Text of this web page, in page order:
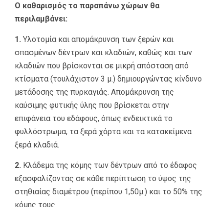
Ο καθαρισμός το παραπάνω χώρων θα
περιλαμβάνει:
1. Υλοτομία και απομάκρυνση των ξερών και
σπασμένων δέντρων και κλαδιών, καθώς και των
κλαδιών που βρίσκονται σε μικρή απόσταση από
κτίσματα (τουλάχιστον 3 μ.) δημιουργώντας κίνδυνο
μετάδοσης της πυρκαγιάς. Απομάκρυνση της
καύσιμης φυτικής ύλης που βρίσκεται στην
επιφάνεια του εδάφους, όπως ενδεικτικά το
φυλλόστρωμα, τα ξερά χόρτα και τα κατακείμενα
ξερά κλαδιά.
2. Κλάδεμα της κόμης των δέντρων από το έδαφος
εξασφαλίζοντας σε κάθε περίπτωση το ύψος της
στηθιαίας διαμέτρου (περίπου 1,50μ.) και το 50% της
κόμης τους.